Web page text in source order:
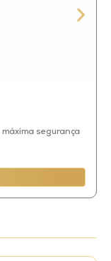
segurança